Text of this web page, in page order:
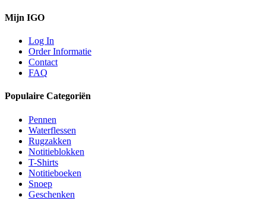
Mijn IGO
Log In
Order Informatie
Contact
FAQ
Populaire Categoriën
Pennen
Waterflessen
Rugzakken
Notitieblokken
T-Shirts
Notitieboeken
Snoep
Geschenken